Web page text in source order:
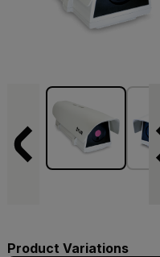
Product Variations